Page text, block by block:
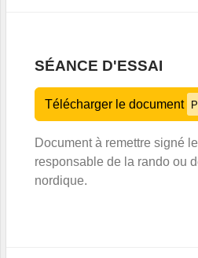
SÉANCE D'ESSAI
Télécharger le document
Document à remettre signé
responsable de la rando ou
nordique.